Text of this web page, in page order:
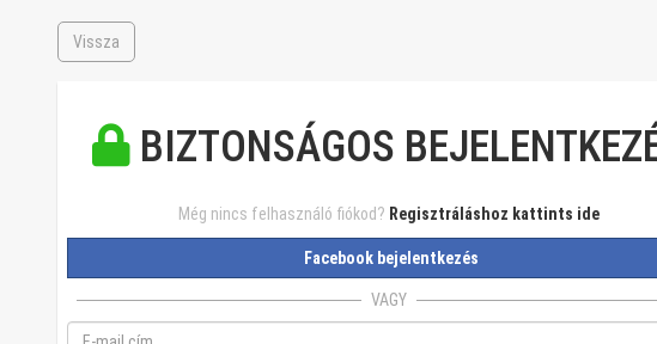
Vissza
BIZTONSÁGOS
Még nincs felhasználó fiókod? Regisztráláshoz kattints ide
Facebook bejelentkezés
VAGY